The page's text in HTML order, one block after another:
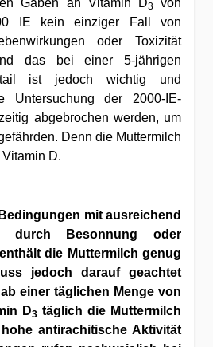
Gaben an Vitamin D3
von
IE kein einziger Fall von
oder Toxizität
das bei einer 5-jährigen
ist jedoch wichtig und
Untersuchung der 2000-IE-
abgebrochen werden, um
Denn die Muttermilch
D.
mit ausreichend
durch Besonnung oder
die Muttermilch genug
jedoch darauf geachtet
einer täglichen Menge von
D3 täglich die Muttermilch
antirachitische Aktivität